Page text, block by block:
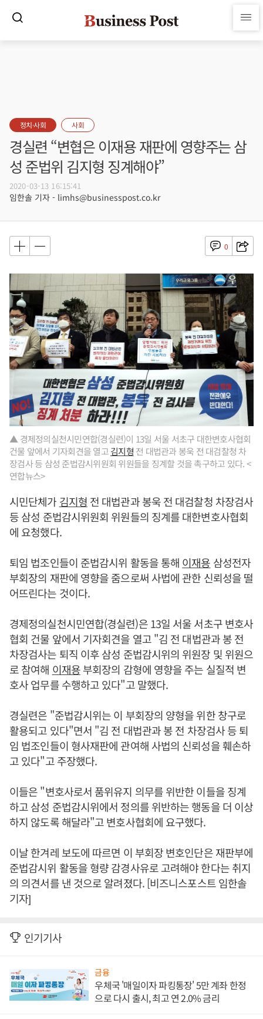
정치·사회 사회
경실련 “변협은 이재용 재판에 영향주는 삼
성 준법위 김지형 징계해야”
2020-03-13 16:15:41
임한솔 기자 - limhs@businesspost.co.kr
0
▲ 경제정의실천시민연합(경실련)이 13일 서울 서초구 대한변호사협회
건물 앞에서 기자회견을 열고김지형 전 대법관과 봉욱 전 대검찰청 차
장검사 등 삼성 준법감시위원회 위원들을 징계할 것을 촉구하고 있다. <
연합뉴스>
시민단체가 김지형 전 대법관과 봉욱 전 대검찰청 차장검사
등 삼성 준법감시위원회 위원들의 징계를 대한변호사협회
에 요청했다.
퇴임 법조인들이 준법감시위 활동을 통해 이재용 삼성전자
부회장의 재판에 영향을 줌으로써 사법에 관한 신뢰성을 떨
어뜨린다는 것이다.
경제정의실천시민연합(경실련)은 13일 서울 서초구 변호사
협회 건물 앞에서 기자회견을 열고 "김 전 대법관과 봉 전
차장검사는 퇴직 이후 삼성 준법감시위의 위원장 및 위원으
로 참여해 이재용부회장의 감형에 영향을 주는 실질적 변
호사 업무를 수행하고 있다"고 말했다.
경실련은 "준법감시위는 이 부회장의 양형을 위한 창구로
활용되고 있다"면서 "김 전 대법관과 봉 전 차장검사 등 퇴
임 법조인들이 형사재판에 관여해 사법의 신뢰성을 훼손하
고 있다"고 주장했다.
이들은 "변호사로서 품위유지 의무를 위반한 이들을 징계
하고 삼성 준법감시위에서 정의를 위반하는 행동을 더 이상
하지 않도록 해달라"고 변호사협회에 요구했다.
이날 한겨레 보도에 따르면 이 부회장 변호인단은 재판부에
준법감시위 활동을 형량 감경사유로 고려해야 한다는 취지
의 의견서를 낸 것으로 알려졌다. [비즈니스포스트 임한솔
기자]
인기기사
금융
우체국 '매일이자 파킹통장' 5만 계좌 한정
으로 다시 출시, 최고 연 2.0% 금리